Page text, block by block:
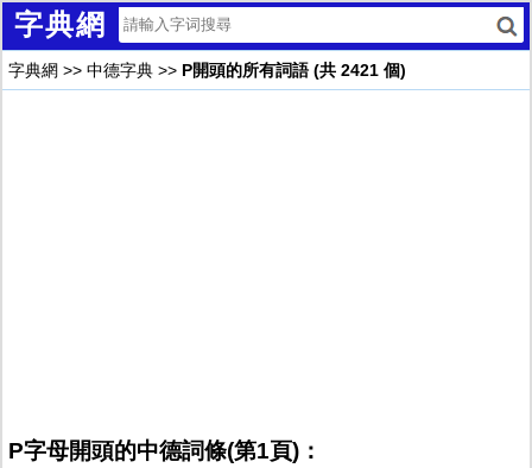
字典網
字典網 >> 中德字典 >> P開頭的所有詞語 (共 2421 個)
P字母開頭的中德詞條(第1頁)：